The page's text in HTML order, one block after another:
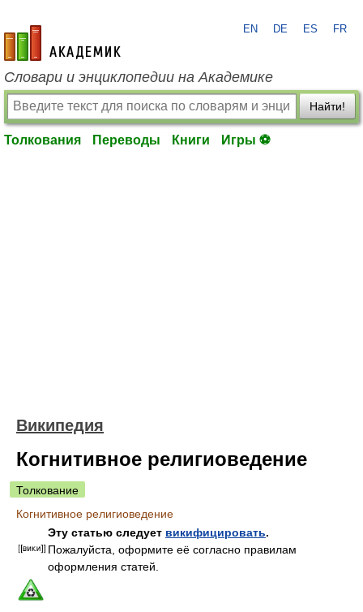
academic.ru
EN DE ES FR
Словари и энциклопедии на Академике
Найти!
Толкования Переводы Книги Игры ⚽
Википедия
Когнитивное религиоведение
Толкование
Когнитивное религиоведение
Эту статью следует викифицировать.
Пожалуйста, оформите её согласно правилам
оформления статей.